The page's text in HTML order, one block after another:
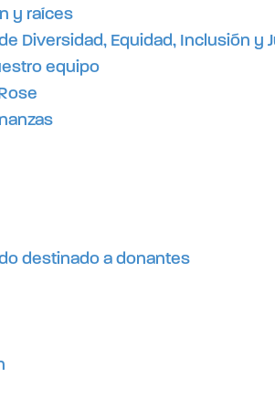
y raíces
Diversidad, Equidad, Inclusión y
equipo
destinado a donantes